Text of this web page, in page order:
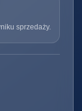
sprzedaży.